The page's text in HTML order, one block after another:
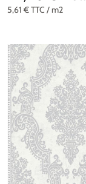
5,61 €TTC / m2